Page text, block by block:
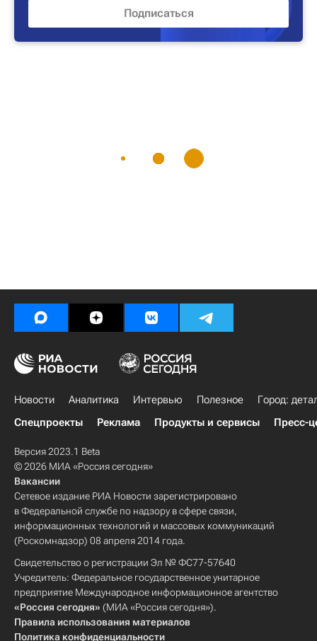
Новости Аналитика Интервью Полезное
Город:
Спецпроекты
Реклама Продукты и сервисы Пресс-
Версия 2023.1 Beta
© 2026 МИА «Россия сегодня»
Вакансии
Сетевое издание РИА Новости зарегистрировано
в Федеральной службе по надзору в сфере связи,
информационных технологий и массовых коммуникаций
(Роскомнадзор) 08 апреля 2014 года.
Свидетельство о регистрации Эл № ФС77-57640
Учредитель: Федеральное государственное унитарное
предприятие Международное информационное агентство
«Россия сегодня» (МИА «Россия сегодня»).
Правила использования материалов
Политика конфиденциальности